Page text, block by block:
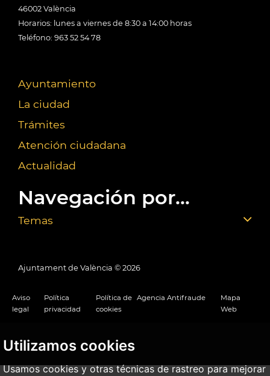
Utilizamos cookies
Usamos cookies y otras técnicas de rastreo para mejorar
46002 València
Horarios: lunes a viernes de 8:30 a 14:00 horas
Teléfono: 963 52 54 78
Ayuntamiento
La ciudad
Trámites
Atención ciudadana
Actualidad
Navegación por...
Temas
Ajuntament de València © 2026
Aviso
legal
Política
privacidad
Política de
cookies
Agencia Antifraude
Mapa
Web